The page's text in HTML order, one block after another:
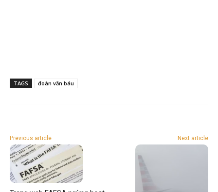
TAGS đoàn văn báu
Previous article Next article